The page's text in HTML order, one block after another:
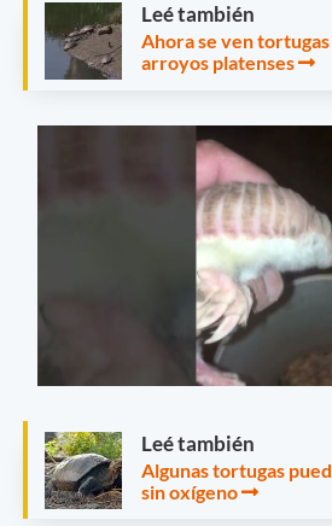
Leé también
Ahora se ven
arroyos platenses
Leé también
Algunas tortugas
sin oxígeno